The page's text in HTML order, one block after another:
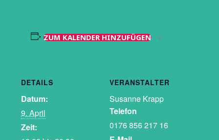
ZUM KALENDER HINZUFÜGEN
DETAILS
Datum:
9. April
Zeit:
VERANSTALTER
Susanne Krapp
Telefon
0176 856 217 16